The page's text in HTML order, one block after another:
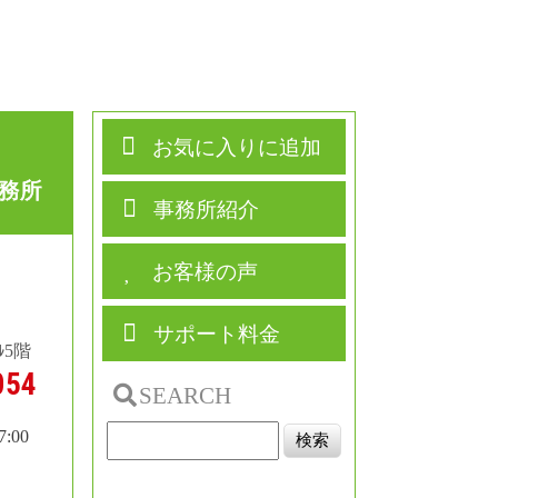
所
5階
お気に入りに追加
事務所紹介
お客様の声
サポート料金
SEARCH